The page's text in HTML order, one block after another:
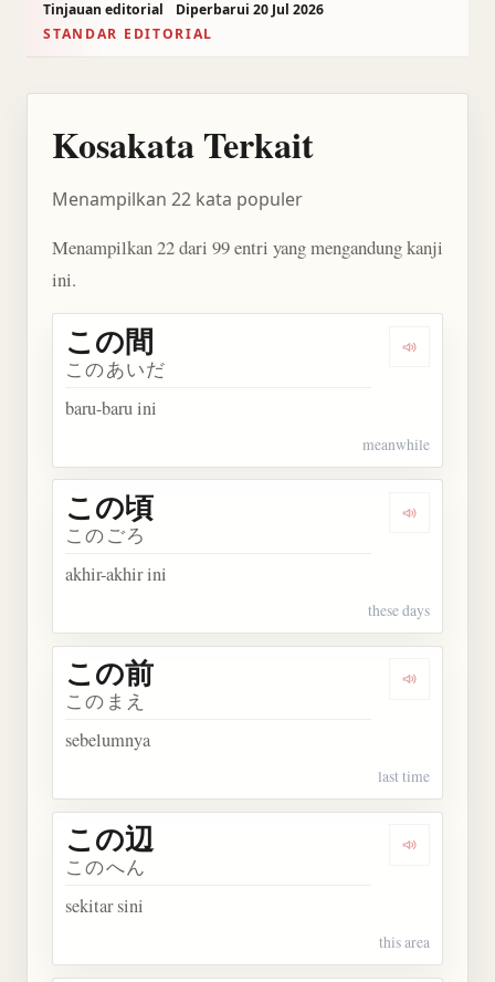
Tinjauan editorial
Diperbarui 20 Jul 2026
STANDAR EDITORIAL
Kosakata Terkait
Menampilkan 22 kata populer
Menampilkan 22 dari 99 entri yang mengandung kanji
ini.
Dengarkan
この間
このあいだ
baru-baru ini
meanwhile
Dengarkan
この頃
このごろ
akhir-akhir ini
these days
Dengarkan
この前
このまえ
sebelumnya
last time
Dengarkan
この辺
このへん
sekitar sini
this area